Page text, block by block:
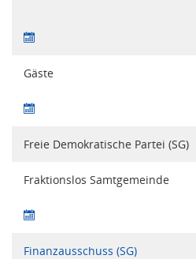
Gäste
Freie Demokratische Partei (SG)
Fraktionslos Samtgemeinde
Finanzausschuss (SG)